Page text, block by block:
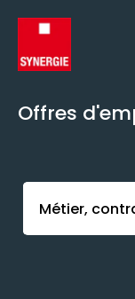
Offres
Activer